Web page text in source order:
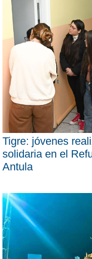
Tigre: jóvenes
solidaria en el
Antula